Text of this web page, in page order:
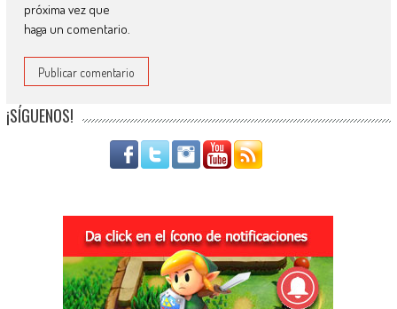
próxima vez que
haga un comentario.
¡SÍGUENOS!